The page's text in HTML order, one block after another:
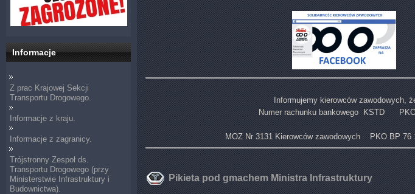
Informacje
Z prac Krajowej Sekcji
Transportu Drogowego.
Informacje z kraju.
Informacje z zagranicy.
Trójstronny Zespoł ds.
Transportu Drogowego (przy
Ministerstwie Infrastruktury i
Budownictwa).
Informujemy kierowców zawodowych,
Numer rachunku bankowego KSTD PKO
MOZ Nr 3131 Kierowców zawodowych PKO BP 76
Pikieta pod gmachem Ministra Infrastruktury